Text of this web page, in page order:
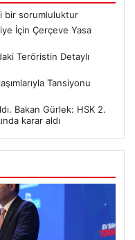
bir sorumluluktur
İçin Çerçeve Yasa
Teröristin Detaylı
Tansiyonu
Bakan Gürlek: HSK 2.
karar aldı